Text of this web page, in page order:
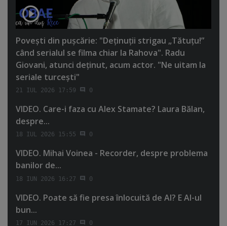
Poveşti din puşcărie: "Deţinuţii strigau „Tătuţu!”
când serialul se filma chiar la Rahova". Radu
Giovani, atunci deţinut, acum actor. "Ne uitam la
seriale turceşti"
21 IUL 2026 17:59 0
VIDEO. Care-i faza cu Alex Stamate? Laura Bălan,
despre...
18 IUL 2026 15:55 0
VIDEO. Mihai Voinea - Recorder, despre problema
banilor de...
18 IUN 2026 16:27 0
VIDEO. Poate să fie presa înlocuită de AI? E AI-ul
bun...
17 IUN 2026 17:27 0